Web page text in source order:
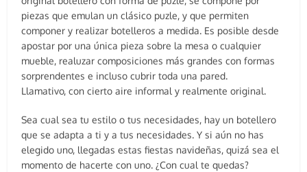
piezas que emulan un clásico puzle, y que permiten
componer y realizar botelleros a medida. Es posible desde
apostar por una única pieza sobre la mesa o cualquier
mueble, realuzar composiciones más grandes con formas
sorprendentes e incluso cubrir toda una pared.
Llamativo, con cierto aire informal y realmente original.
Sea cual sea tu estilo o tus necesidades, hay un botellero
que se adapta a ti y a tus necesidades. Y si aún no has
elegido uno, llegadas estas fiestas navideñas, quizá sea el
momento de hacerte con uno. ¿Con cual te quedas?